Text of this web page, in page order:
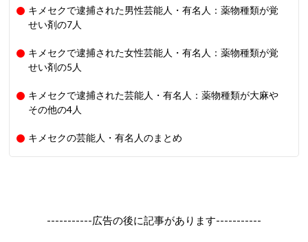
キメセクで逮捕された男性芸能人・有名人：薬物種類が覚
せい剤の7人
キメセクで逮捕された女性芸能人・有名人：薬物種類が覚
せい剤の5人
キメセクで逮捕された芸能人・有名人：薬物種類が大麻や
その他の4人
キメセクの芸能人・有名人のまとめ
-----------広告の後に記事があります-----------